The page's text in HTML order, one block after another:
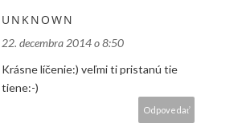
UNKNOWN
22. decembra 2014 o 8:50
Krásne líčenie:) veľmi ti pristanú tie
tiene:-)
Odpovedať